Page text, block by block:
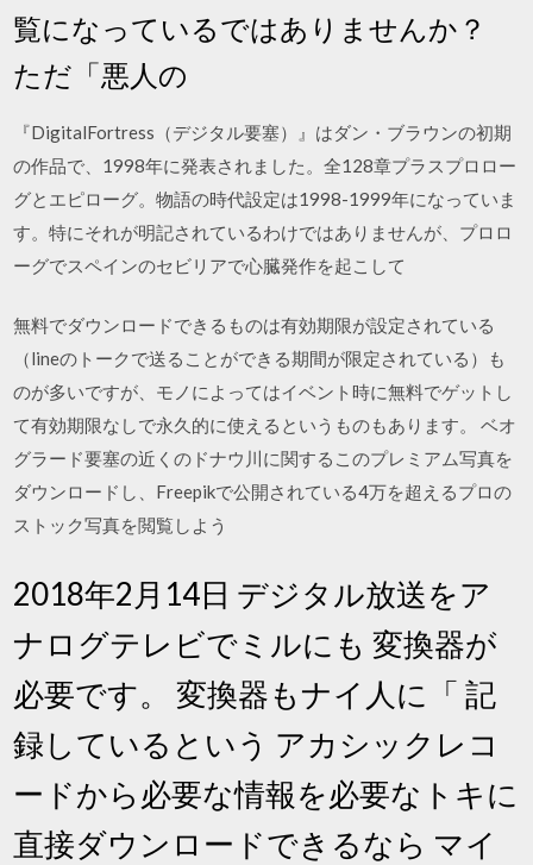
覧になっているではありませんか？
ただ「悪人の
『DigitalFortress（デジタル要塞）』はダン・ブラウンの初期
の作品で、1998年に発表されました。全128章プラスプロロー
グとエピローグ。物語の時代設定は1998-1999年になっていま
す。特にそれが明記されているわけではありませんが、プロロ
ーグでスペインのセビリアで心臓発作を起こして
無料でダウンロードできるものは有効期限が設定されている
（lineのトークで送ることができる期間が限定されている）も
のが多いですが、モノによってはイベント時に無料でゲットし
て有効期限なしで永久的に使えるというものもあります。 ベオ
グラード要塞の近くのドナウ川に関するこのプレミアム写真を
ダウンロードし、Freepikで公開されている4万を超えるプロの
ストック写真を閲覧しよう
2018年2月14日 デジタル放送をア
ナログテレビでミルにも 変換器が
必要です。 変換器もナイ人に「 記
録しているという アカシックレコ
ードから必要な情報を必要なトキに
直接ダウンロードできるなら マイ